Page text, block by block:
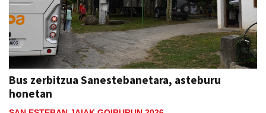
Bus zerbitzua Sanestebanetara, asteburu
honetan